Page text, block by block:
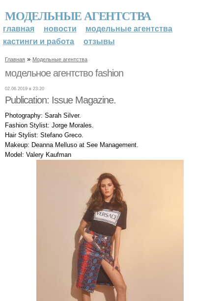
МОДЕЛЬНЫЕ АГЕНТСТВА
главная новости
модельные агентства
кастинги и работа
отзывы
Главная » Модельные агентства
модельное агентство fashion
02.06.2019 в 23:20
Publication: Issue Magazine.
Photography: Sarah Silver.
Fashion Stylist: Jorge Morales.
Hair Stylist: Stefano Greco.
Makeup: Deanna Melluso at See Management.
Model: Valery Kaufman